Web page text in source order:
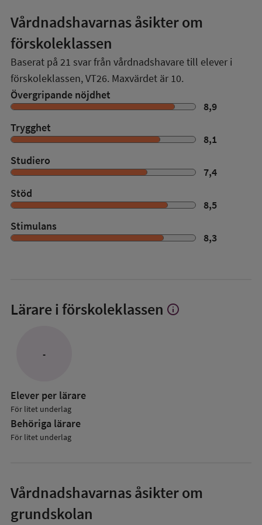
Vårdnadshavarnas åsikter om
förskoleklassen
Baserat på 21 svar från vårdnadshavare till elever i
förskoleklassen,VT26. Maxvärdet är 10.
Övergripande nöjdhet
8,9
Trygghet
8,1
Studiero
7,4
Stöd
8,5
Stimulans
8,3
Lärare i förskoleklassen Visa
info
-
Elever per lärare
För litet underlag
Behöriga lärare
För litet underlag
Vårdnadshavarnas åsikter om
grundskolan